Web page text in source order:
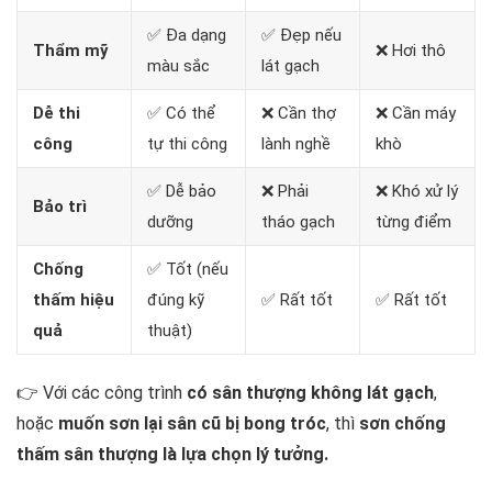
Thẩm mỹ
✅ Đa dạng
màu sắc
✅ Đẹp nếu
lát gạch
❌ Hơi thô
Dễ thi
công
✅ Có thể
tự thi công
❌ Cần thợ
lành nghề
❌ Cần máy
khò
Bảo trì
✅ Dễ bảo
dưỡng
❌ Phải
tháo gạch
❌ Khó xử lý
từng điểm
Chống
thấm hiệu
quả
✅ Tốt (nếu
đúng kỹ
thuật)
✅ Rất tốt ✅ Rất tốt
👉 Với các công trình có sân thượng không lát gạch,
hoặc muốn sơn lại sân cũ bị bong tróc, thì sơn chống
thấm sân thượng là lựa chọn lý tưởng.